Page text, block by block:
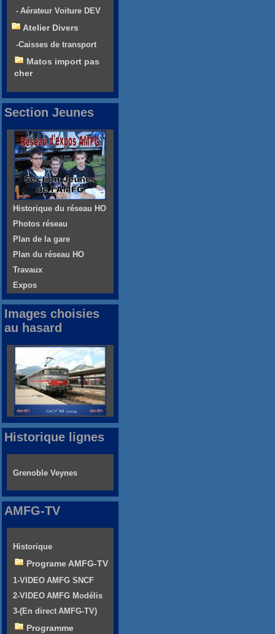
- Aérateur Voiture DEV
Atelier Divers
-Caisses de transport
Matos import pas
cher
Section Jeunes
Historique du réseau HO
Photos réseau
Plan de la gare
Plan du réseau HO
Travaux
Expos
Images choisies
au hasard
Historique lignes
Grenoble Veynes
AMFG-TV
Historique
Programe AMFG-TV
1-VIDEO AMFG SNCF
2-VIDEO AMFG Modélis
3-(En direct AMFG-TV)
Programme